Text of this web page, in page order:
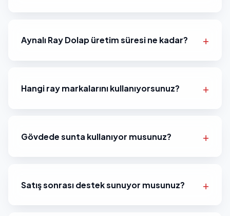
Aynalı Ray Dolap üretim süresi ne kadar?
Hangi ray markalarını kullanıyorsunuz?
Gövdede sunta kullanıyor musunuz?
Satış sonrası destek sunuyor musunuz?